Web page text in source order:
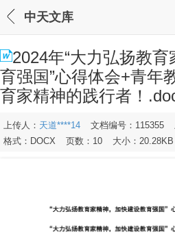
中天文库
2024年“大力弘扬教
育强国”心得体会+青年
育家精神的践行者！
上传人： 天道****14 文档编号：115355
格式：DOCX
页数：10 大小：20.28KB